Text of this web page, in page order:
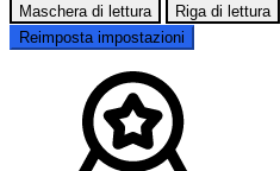
Maschera di lettura Riga di lettura
Reimposta impostazioni